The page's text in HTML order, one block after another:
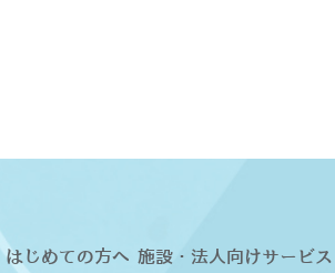
はじめての方へ 施設・法人向けサービス